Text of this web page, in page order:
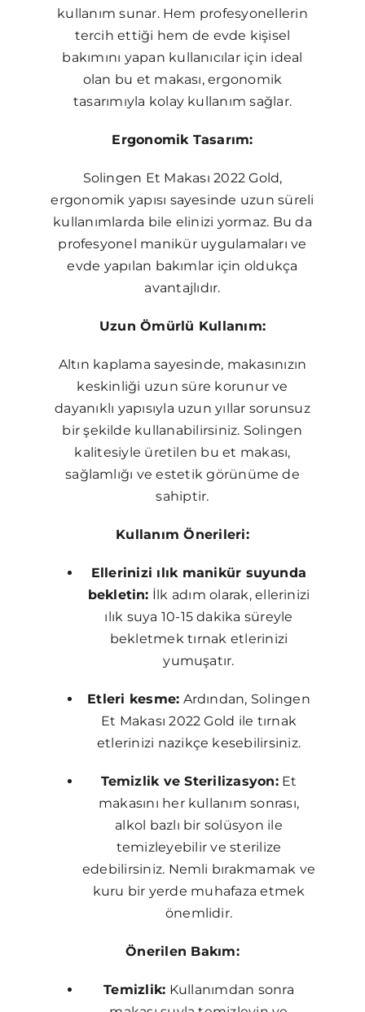
kullanım sunar. Hem profesyonellerin
tercih ettiği hem de evde kişisel
bakımını yapan kullanıcılar için ideal
olan bu et makası, ergonomik
tasarımıyla kolay kullanım sağlar.
Ergonomik Tasarım:
Solingen Et Makası 2022 Gold,
ergonomik yapısı sayesinde uzun süreli
kullanımlarda bile elinizi yormaz. Bu da
profesyonel manikür uygulamaları ve
evde yapılan bakımlar için oldukça
avantajlıdır.
Uzun Ömürlü Kullanım:
Altın kaplama sayesinde, makasınızın
keskinliği uzun süre korunur ve
dayanıklı yapısıyla uzun yıllar sorunsuz
bir şekilde kullanabilirsiniz. Solingen
kalitesiyle üretilen bu et makası,
sağlamlığı ve estetik görünüme de
sahiptir.
Kullanım Önerileri:
Ellerinizi ılık manikür suyunda
bekletin: İlk adım olarak, ellerinizi
ılık suya 10-15 dakika süreyle
bekletmek tırnak etlerinizi
yumuşatır.
Etleri kesme: Ardından, Solingen
Et Makası 2022 Gold ile tırnak
etlerinizi nazikçe kesebilirsiniz.
Temizlik ve Sterilizasyon:Et
makasını her kullanım sonrası,
alkol bazlı bir solüsyon ile
temizleyebilir ve sterilize
edebilirsiniz. Nemli bırakmamak ve
kuru bir yerde muhafaza etmek
önemlidir.
Önerilen Bakım:
Temizlik: Kullanımdan sonra